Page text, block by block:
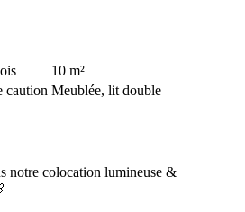
10 m²
caution Meublée, lit double
notre colocation lumineuse &